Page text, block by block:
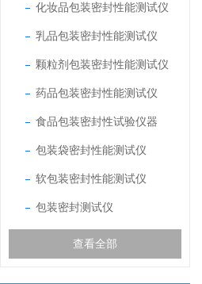
化妆品包装密封性能测试仪
乳品包装密封性能测试仪
颗粒剂包装密封性能测试仪
药品包装密封性能测试仪
食品包装密封性试验仪器
包装袋密封性能测试仪
软包装密封性能测试仪
包装密封测试仪
查看全部